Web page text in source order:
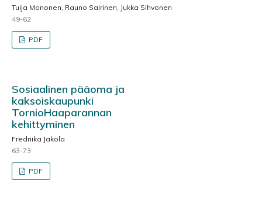
Tuija Mononen, Rauno Sairinen, Jukka Sihvonen
49-62
PDF
Sosiaalinen pääoma ja
kaksoiskaupunki
TornioHaaparannan
kehittyminen
Fredriika Jakola
63-73
PDF